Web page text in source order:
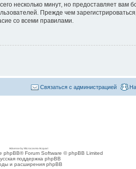
несколько минут, но предоставляет
Прежде чем
со всеми правилами.
Связаться с администрацией
Adsense by Microcosmo Acquari
phpBB® Forum Software © phpBB Limited
поддержка phpBB
и расширения phpBB